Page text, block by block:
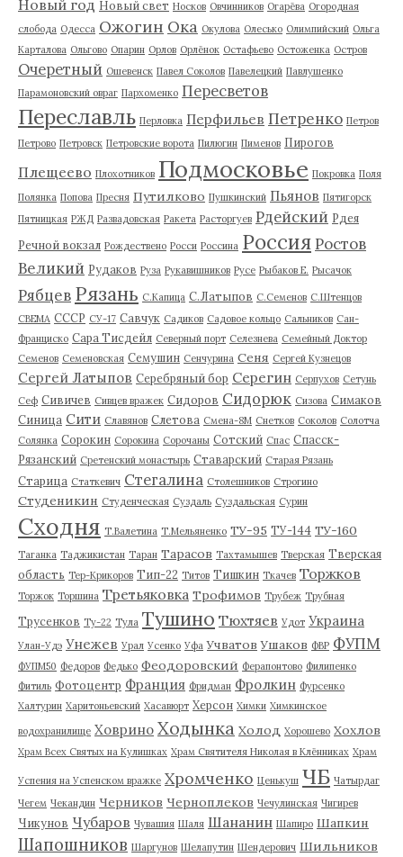
Новый год Новый свет Носков Овчинников Огарёва Огородная
слобода Одесса Ожогин Ока Окулова Олесько Олимпийский Ольга
Карталова Ольгово Опарин Орлов Орлёнок Остафьево Остоженка Остров
Очеретный Ошевенск Павел Соколов Павелецкий Павлушенко
Парамоновский овраг Пархоменко Пересветов
Переславль Перловка Перфильев Петренко Петров
Петрово Петровск Петровские ворота Пилюгин Пименов Пирогов
Плещеево Плохотников Подмосковье Покровка Поля
Полянка Попова Пресня Путилково Пушкинский Пьянов Пятигорск
Пятницкая РЖД Развадовская Ракета Расторгуев Рдейский Рдея
Речной вокзал Рождествено Росси Россина Россия Ростов
Великий Рудаков Руза Рукавишников Русе Рыбаков Е. Рысачок
Рябцев Рязань С.Капица С.Латыпов С.Семенов С.Штенцов
СВЕМА СССР СУ-17 Савчук Садиков Садовое кольцо Сальников Сан-
Франциско Сара Тисдейл Северный порт Селезнева Семейный Доктор
Семенов Семеновская Семушин Сенчурина Сеня Сергей Кузнецов
Сергей Латыпов Серебряный бор Серегин Серпухов Сетунь
Сеф Сивичев Сивцев вражек Сидоров Сидорюк Сизова Симаков
Синица Сити Славянов Слетова Смена-8М Снетков Соколов Солотча
Солянка Сорокин Сорокина Сорочаны Сотский Спас Спасск-
Рязанский Сретенский монастырь Ставарский Старая Рязань
Старица Статкевич Стегалина Столешников Строгино
Студеникин Студенческая Суздаль Суздальская Сурин
Сходня Т.Валетина Т.Мельяненко ТУ-95 ТУ-144 ТУ-160
Таганка Таджикистан Таран Тарасов Тахтамышев Тверская Тверская
область Тер-Крикоров Тип-22 Титов Тишкин Ткачев Торжков
Торжок Торшина Третьяковка Трофимов Трубеж Трубная
Трусенков Ту-22 Тула Тушино Тюхтяев Удот Украина
Улан-Удэ Унежев Урал Усенко Уфа Учватов Ушаков ФВР ФУПМ
ФУПМ50 Федоров Федько Феодоровский Ферапонтово Филипенко
Фитиль Фотоцентр Франция Фридман Фролкин Фурсенко
Халтурин Харитоньевский Хасавюрт Херсон Химки Химкинское
водохранилище Ховрино Ходынка Холод Хорошево Хохлов
Храм Всех Святых на Кулишках Храм Святителя Николая в Клённиках Храм
Успения на Успенском вражке Хромченко Ценькуш ЧБ Чатырдаг
Чегем Чекандин Черников Черноплеков Чечулинская Чигирев
Чикунов Чубаров Чувашия Шаля Шананин Шапиро Шапкин
Шапошников Шаргунов Шелапутин Шендерович Шильников